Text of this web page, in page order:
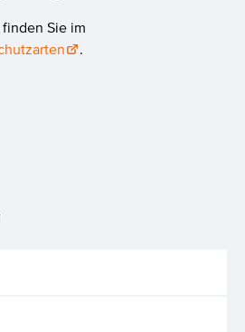
Sie im
.